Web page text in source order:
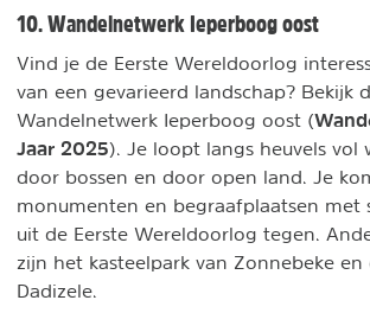
10. Wandelnetwerk Ieperboog oost
Vind je de Eerste Wereldoorlog
van een gevarieerd landschap? Bekijk
Wandelnetwerk Ieperboog oost (
Jaar 2025). Je loopt langs heuvels vol
door bossen en door open land. Je
monumenten en begraafplaatsen met
uit de Eerste Wereldoorlog tegen.
zijn het kasteelpark van Zonnebeke en
Dadizele.